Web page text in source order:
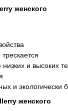
женского
и высоких
и экологически
женского